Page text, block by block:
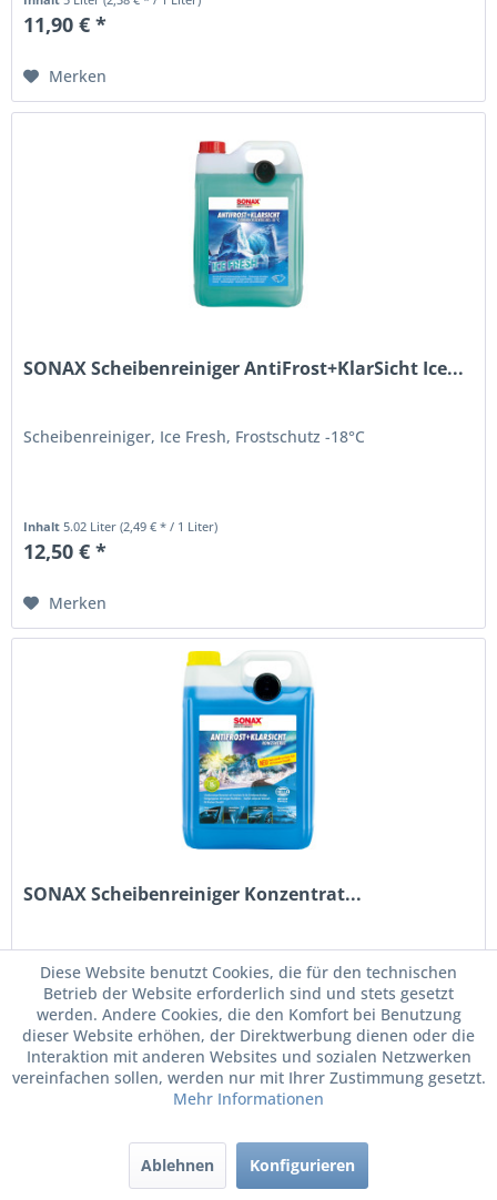
11,90 € *
Merken
SONAX Scheibenreiniger AntiFrost+KlarSicht Ice...
Scheibenreiniger, Ice Fresh, Frostschutz -18°C
Inhalt 5.02 Liter(2,49 € * / 1 Liter)
12,50 € *
Merken
SONAX Scheibenreiniger Konzentrat...
Scheibenreiniger-Konzentrat, Citrus, Frostschutz -30°C
Inhalt5 Liter(3,28 € * / 1 Liter)
16,40 € *
Diese Website benutzt Cookies, die für den technischen
Betrieb der Website erforderlich sind und stets gesetzt
werden. Andere Cookies, die den Komfort bei Benutzung
dieser Website erhöhen, der Direktwerbung dienen oder die
Interaktion mit anderen Websites und sozialen Netzwerken
vereinfachen sollen, werden nur mit Ihrer Zustimmung gesetzt.
Mehr Informationen
Ablehnen Konfigurieren